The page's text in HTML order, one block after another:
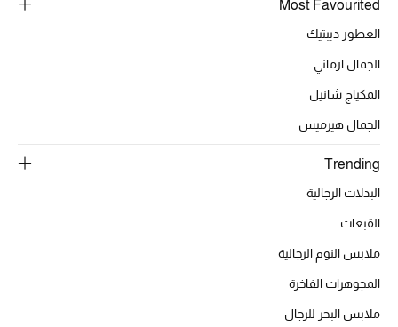
تشكيلة الأعراس
حقائب وأحذية متطابقة
ركن الفخامة
جميع الملابس النسائية
جميع الحقائب النسائية
Most Favourited
العطور ديبتيك
الجمال ارماني
المكياج شانيل
الجمال هيرميس
Trending
البدلات الرجالية
القبعات
ملابس النوم الرجالية
المجوهرات الفاخرة
ملابس البحر للرجال